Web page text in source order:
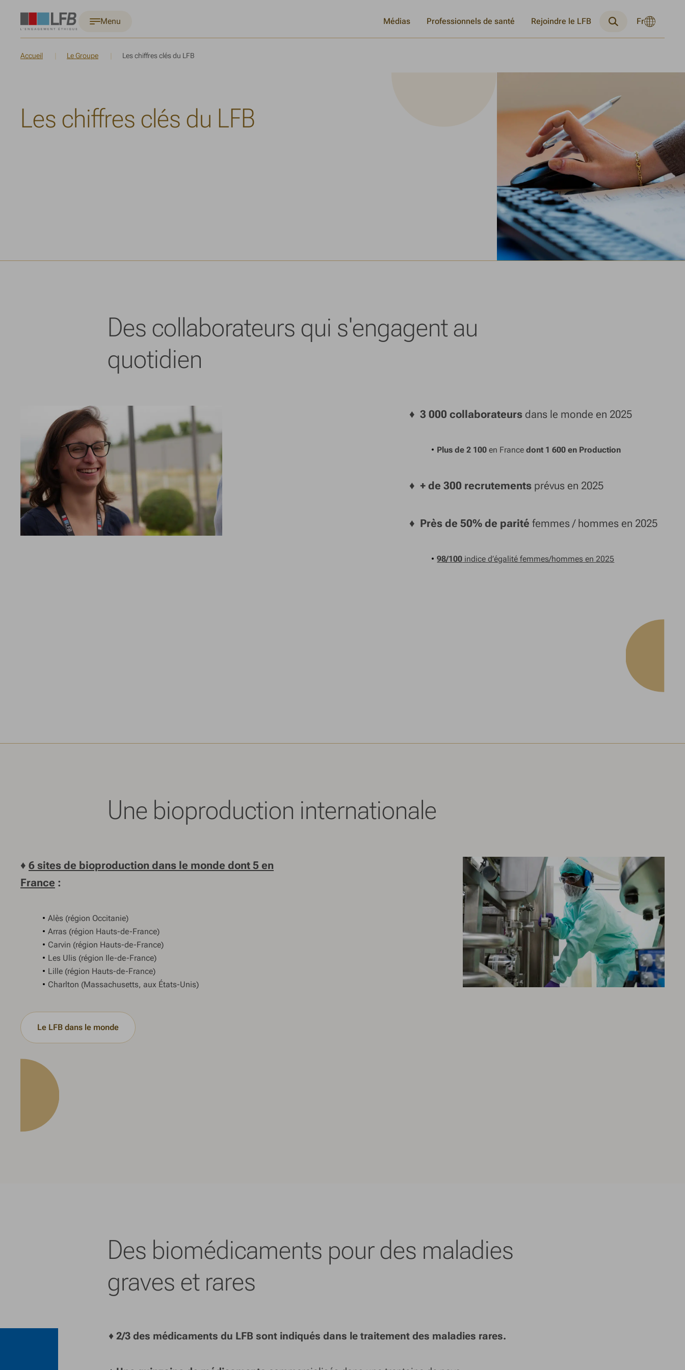
Menu Médias Professionnels de santé Rejoindre le LFB
Recherche
Langue
actuelle
:
Fr
Changer
la
Accueil Le Groupe Les chiffres clés du LFB
Les chiffres clés du LFB
Des collaborateurs qui s'engagent au
quotidien
♦3 000 collaborateurs dans le monde en 2025
Plus de 2 100 en France dont 1 600 en Production
♦ + de 300 recrutements prévus en 2025
♦ Près de 50% de paritéfemmes / hommes en 2025
98/100 indice d’égalité femmes/hommes en 2025
Une bioproduction internationale
♦ 6 sites de bioproduction dans le monde dont 5 en
France :
Alès (région Occitanie)
Arras (région Hauts-de-France)
Carvin (région Hauts-de-France)
Les Ulis (région Ile-de-France)
Lille (région Hauts-de-France)
Charlton (Massachusetts, aux États-Unis)
Le LFB dans le monde
Des biomédicaments pour des maladies
graves et rares
♦ 2/3 des médicaments du LFB sont indiqués dans le traitement des maladies rares.